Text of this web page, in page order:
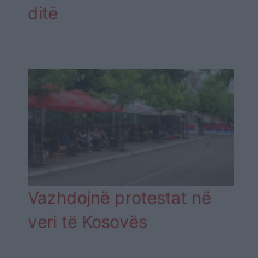
ditë
Vazhdojnë protestat në
veri të Kosovës